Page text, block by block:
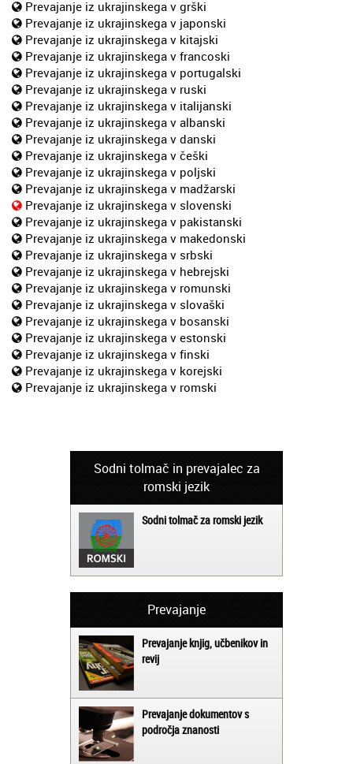
Prevajanje iz ukrajinskega v grški
Prevajanje iz ukrajinskega v japonski
Prevajanje iz ukrajinskega v kitajski
Prevajanje iz ukrajinskega v francoski
Prevajanje iz ukrajinskega v portugalski
Prevajanje iz ukrajinskega v ruski
Prevajanje iz ukrajinskega v italijanski
Prevajanje iz ukrajinskega v albanski
Prevajanje iz ukrajinskega v danski
Prevajanje iz ukrajinskega v češki
Prevajanje iz ukrajinskega v poljski
Prevajanje iz ukrajinskega v madžarski
Prevajanje iz ukrajinskega v slovenski
Prevajanje iz ukrajinskega v pakistanski
Prevajanje iz ukrajinskega v makedonski
Prevajanje iz ukrajinskega v srbski
Prevajanje iz ukrajinskega v hebrejski
Prevajanje iz ukrajinskega v romunski
Prevajanje iz ukrajinskega v slovaški
Prevajanje iz ukrajinskega v bosanski
Prevajanje iz ukrajinskega v estonski
Prevajanje iz ukrajinskega v finski
Prevajanje iz ukrajinskega v korejski
Prevajanje iz ukrajinskega v romski
Sodni tolmač in prevajalec za
romski jezik
Sodni tolmač za romski jezik
Prevajanje
Prevajanje knjig, učbenikov in
revij
Prevajanje dokumentov s
področja znanosti